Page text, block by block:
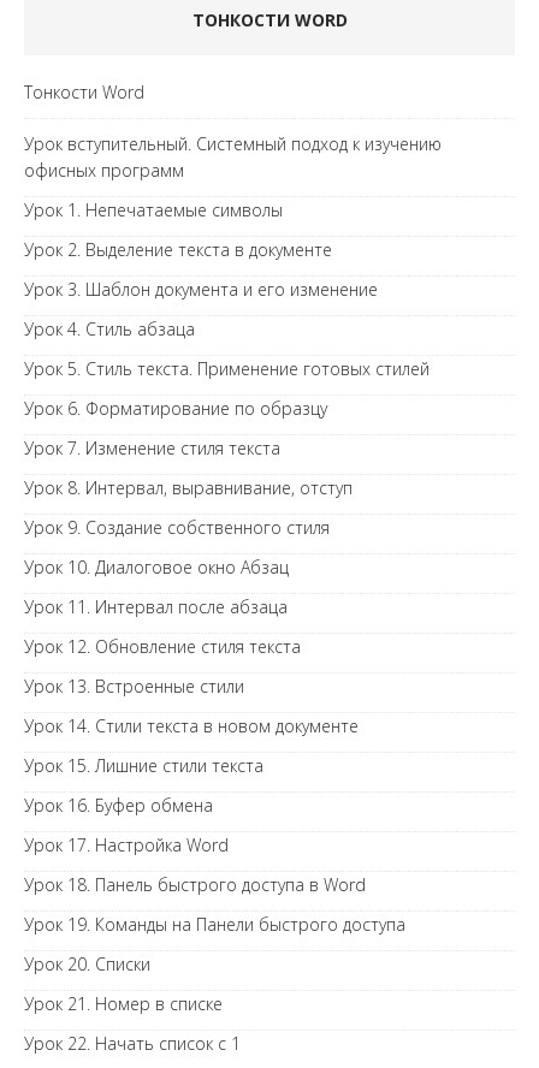
ТОНКОСТИ WORD
Тонкости Word
Урок вступительный. Системный подход к изучению
офисных программ
Урок 1. Непечатаемые символы
Урок 2. Выделение текста в документе
Урок 3. Шаблон документа и его изменение
Урок 4. Стиль абзаца
Урок 5. Стиль текста. Применение готовых стилей
Урок 6. Форматирование по образцу
Урок 7. Изменение стиля текста
Урок 8. Интервал, выравнивание, отступ
Урок 9. Создание собственного стиля
Урок 10. Диалоговое окно Абзац
Урок 11. Интервал после абзаца
Урок 12. Обновление стиля текста
Урок 13. Встроенные стили
Урок 14. Стили текста в новом документе
Урок 15. Лишние стили текста
Урок 16. Буфер обмена
Урок 17. Настройка Word
Урок 18. Панель быстрого доступа в Word
Урок 19. Команды на Панели быстрого доступа
Урок 20. Списки
Урок 21. Номер в списке
Урок 22. Начать список с 1